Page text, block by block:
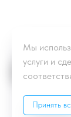
Мы
услуги и
Принять